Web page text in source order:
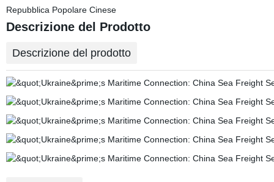
Repubblica Popolare Cinese
Descrizione del Prodotto
Descrizione del prodotto